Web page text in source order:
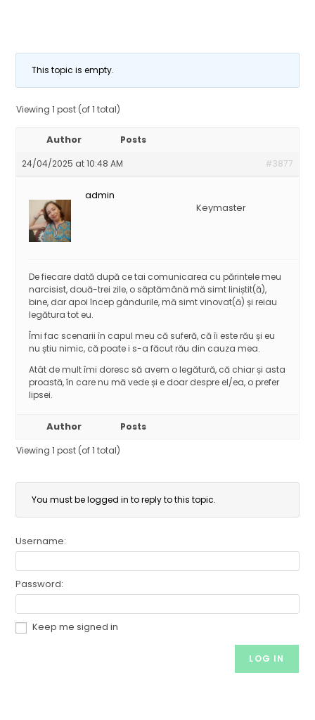
This topic is empty.
Viewing 1 post (of 1 total)
Author
Posts
24/04/2025 at 10:48 AM
#3877
admin
Keymaster
De fiecare dată după ce tai comunicarea cu părintele meu
narcisist, două-trei zile, o săptămână mă simt liniștit(ă),
bine, dar apoi încep gândurile, mă simt vinovat(ă) și reiau
legătura tot eu.
Îmi fac scenarii în capul meu că suferă, că îi este rău și eu
nu știu nimic, că poate i s-a făcut rău din cauza mea.
Atât de mult îmi doresc să avem o legătură, că chiar și asta
proastă, în care nu mă vede și e doar despre el/ea, o prefer
lipsei.
Author
Posts
Viewing 1 post (of 1 total)
You must be logged in to reply to this topic.
Username:
Password:
Keep me signed in
LOG IN